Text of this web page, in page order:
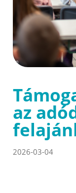
az
2026-03-04